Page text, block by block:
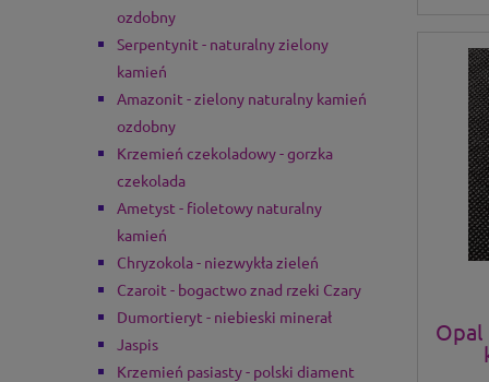
ozdobny
Serpentynit - naturalny zielony
kamień
Amazonit - zielony naturalny kamień
ozdobny
Krzemień czekoladowy - gorzka
czekolada
Ametyst - fioletowy naturalny
kamień
Chryzokola - niezwykła zieleń
Czaroit - bogactwo znad rzeki Czary
Dumortieryt - niebieski minerał
Jaspis
Krzemień pasiasty - polski diament